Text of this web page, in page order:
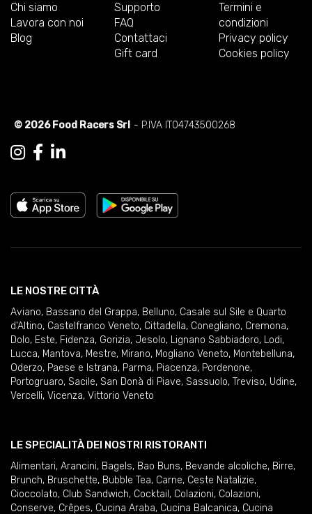
Chi siamo
Lavora con noi
Blog
Supporto
FAQ
Contattaci
Gift card
Termini e
condizioni
Privacy policy
Cookies policy
© 2026 Food Racers Srl - P.IVA IT04743500268
LE NOSTRE CITTÀ
Aviano, Bassano del Grappa, Belluno, Casale sul Sile e Quarto
d'Altino, Castelfranco Veneto, Cittadella, Conegliano, Cremona,
Dolo, Este, Fidenza, Gorizia, Jesolo, Lignano Sabbiadoro, Lodi,
Lucca, Mantova, Mestre, Mirano, Mogliano Veneto, Montebelluna,
Oderzo, Paese e Istrana, Parma, Piacenza, Pordenone,
Portogruaro, Sacile, San Donà di Piave, Sassuolo, Treviso, Udine,
Vercelli, Vicenza, Vittorio Veneto
LE SPECIALITÀ DEI NOSTRI RISTORANTI
Alimentari, Arancini, Bagels, Bao Buns, Bevande alcoliche, Birre,
Brunch, Bruschette, Bubble Tea, Carne, Ceste Natalizie,
Cioccolato, Club Sandwich, Cocktail , Colazioni, Colazioni,
Conserve, Crêpes, Cucina Araba, Cucina Balcanica, Cucina